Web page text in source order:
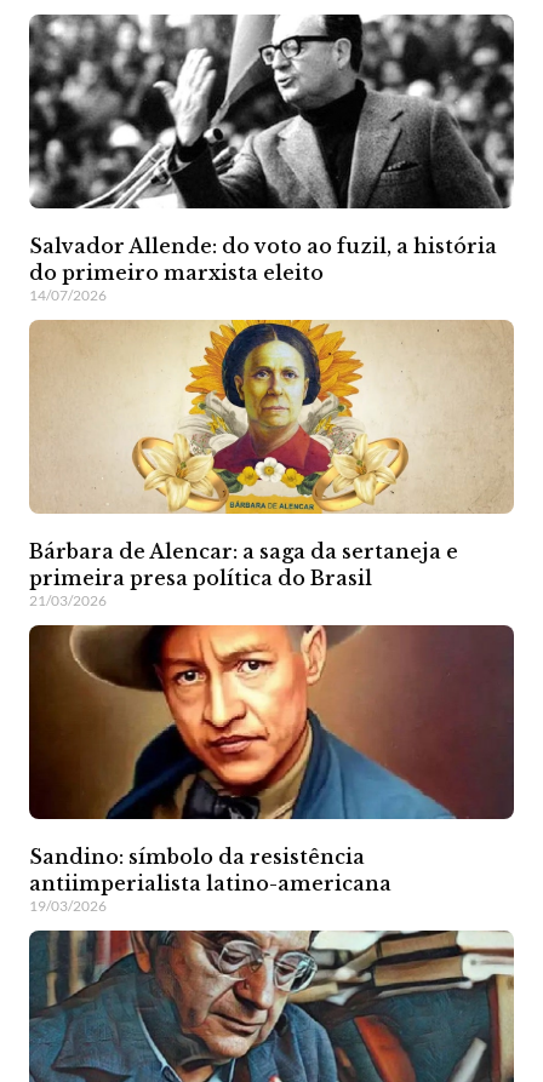
Salvador Allende: do voto ao fuzil, a história
do primeiro marxista eleito
14/07/2026
Bárbara de Alencar: a saga da sertaneja e
primeira presa política do Brasil
21/03/2026
Sandino: símbolo da resistência
antiimperialista latino-americana
19/03/2026